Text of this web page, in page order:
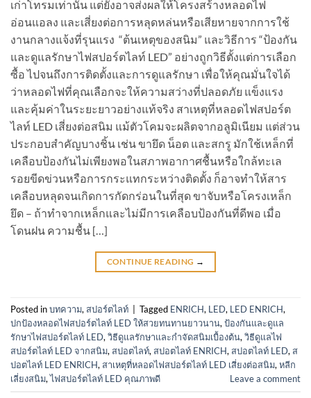
เก่าโทรมเท่านั้น แต่ยังอาจส่งผลให้โครงสร้างหลอดไฟ
อ่อนแอลง และเสี่ยงต่อการหลุดหล่นหรือเสียหายจากการใช้
งานกลางแจ้งที่รุนแรง “ต้นเหตุของสนิม” และวิธีการ “ป้องกัน
และดูแลรักษาไฟสปอร์ตไลท์ LED” อย่างถูกวิธีตั้งแต่การเลือก
ซื้อ ไปจนถึงการติดตั้งและการดูแลรักษา เพื่อให้คุณมั่นใจได้
ว่าหลอดไฟที่คุณเลือกจะให้ความสว่างที่ปลอดภัย แข็งแรง
และคุ้มค่าในระยะยาวอย่างแท้จริง สาเหตุที่หลอดไฟสปอร์ต
ไลท์ LED เสี่ยงต่อสนิม แม้ตัวโคมจะผลิตจากอลูมิเนียม แต่ส่วน
ประกอบสำคัญบางชิ้น เช่น ขายึด น็อต และสกรู มักใช้เหล็กที่
เคลือบป้องกันไม่เพียงพอในสภาพอากาศชื้นหรือใกล้ทะเล
รอยขีดข่วนหรือการกระแทกระหว่างติดตั้ง ก็อาจทำให้สาร
เคลือบหลุดจนเกิดการกัดกร่อนในที่สุด ขาจับหรือโครงเหล็ก
ยึด – ถ้าทำจากเหล็กและไม่มีการเคลือบป้องกันที่ดีพอ เมื่อ
โดนฝน ความชื้น […]
CONTINUE READING →
Posted inบทความ, สปอร์ตไลท์ Tagged ENRICH, LED, LED ENRICH,
ปกป้องหลอดไฟสปอร์ตไลท์ LED ให้สวยทนทานยาวนาน,ป้องกันและดูแล
รักษาไฟสปอร์ตไลท์ LED,วิธีดูแลรักษาและกำจัดสนิมเบื้องต้น,วิธีดูแลไฟ
สปอร์ตไลท์ LED จากสนิม, สปอตไลท์, สปอตไลท์ ENRICH, สปอตไลท์ LED, ส
ปอตไลท์ LED ENRICH, สาเหตุที่หลอดไฟสปอร์ตไลท์ LED เสี่ยงต่อสนิม,หลีก
เลี่ยงสนิม,ไฟสปอร์ตไลท์ LED คุณภาพดี Leave a comment